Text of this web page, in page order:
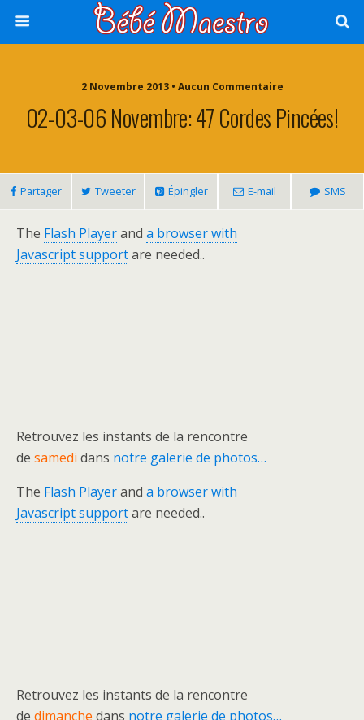
2 Novembre 2013 • Aucun Commentaire
02-03-06 Novembre: 47 Cordes Pincées!
Partager Tweeter Épingler E-mail SMS
The Flash Playerand a browser with
Javascript supportare needed..
Retrouvez les instants de la rencontre
de samedi dans notre galerie de photos…
The Flash Playerand a browser with
Javascript supportare needed..
Retrouvez les instants de la rencontre
de dimanche dans notre galerie de photos…